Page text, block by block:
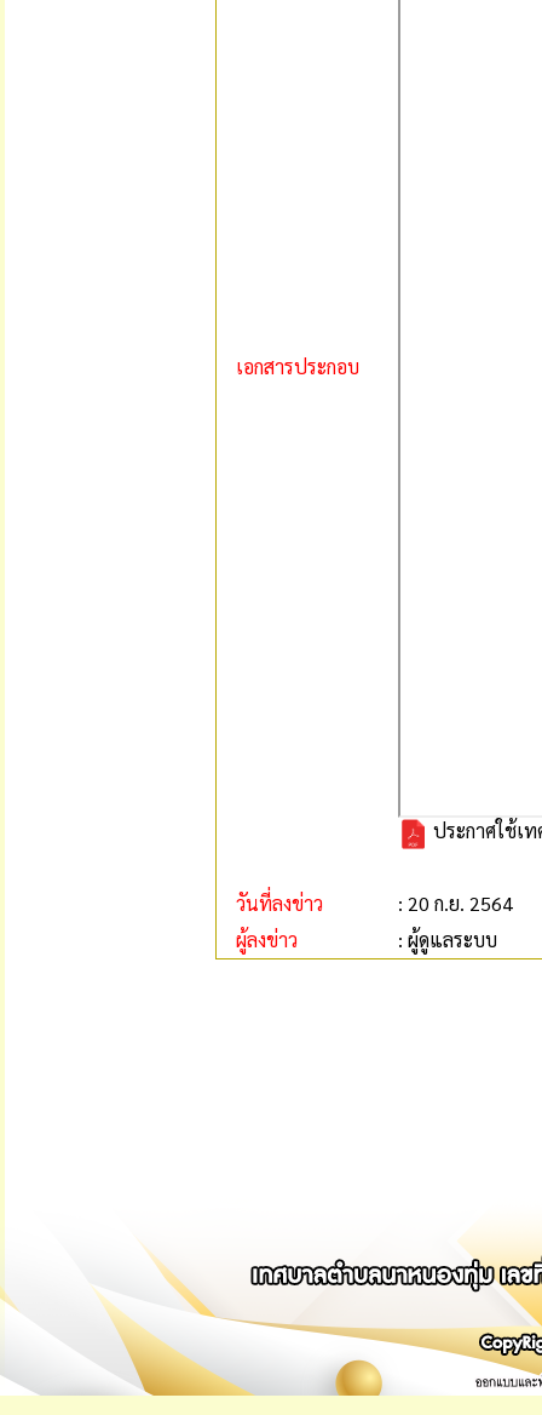
เอกสารประกอบ
ประกาศใช้เ
วันที่ลงข่าว
: 20 ก.ย. 2564
ผู้ลงข่าว
: ผู้ดูแลระบบ